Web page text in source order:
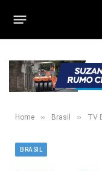
Home » Brasil » TV
BRASIL